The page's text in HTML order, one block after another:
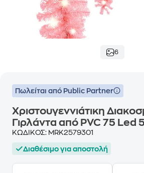
6
Πωλείται από Public Partner
Χριστουγεννιάτικη
Γιρλάντα από PVC 75 Led
ΚΩΔΙΚΟΣ: MRK2579301
Διαθέσιμο για αποστολή